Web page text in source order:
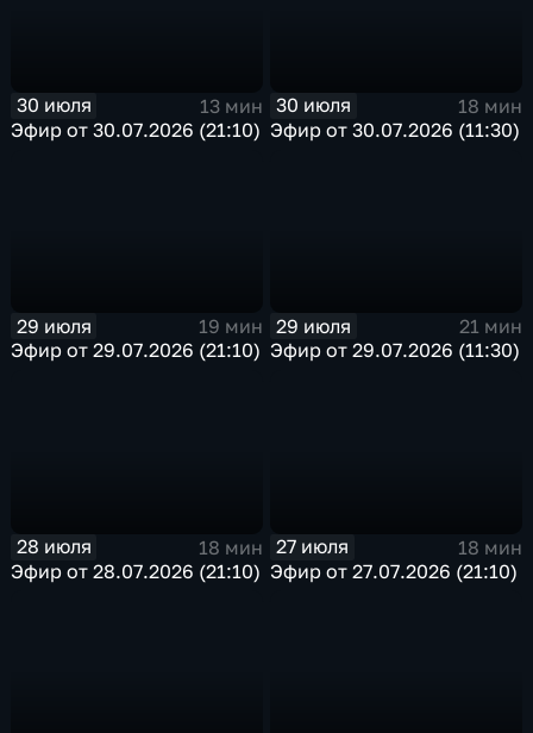
30 июля
13 мин
Эфир от 30.07.2026 (21:10)
30 июля
18 мин
Эфир от 30.07.2026 (11:30)
29 июля
19 мин
Эфир от 29.07.2026 (21:10)
29 июля
21 мин
Эфир от 29.07.2026 (11:30)
28 июля
18 мин
Эфир от 28.07.2026 (21:10)
27 июля
18 мин
Эфир от 27.07.2026 (21:10)